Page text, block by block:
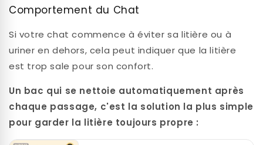
Comportement du Chat
Si votre chat commence à éviter sa litière ou à
uriner en dehors, cela peut indiquer que la litière
est trop sale pour son confort.
Un bac qui se nettoie automatiquement après
chaque passage, c'est la solution la plus simple
pour garder la litière toujours propre :